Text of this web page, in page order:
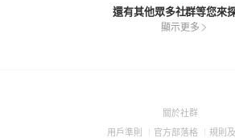
還有其他眾多社群等您來
顯示更多
關於社群(Open
用戶準則 (Open
官方部落格 (Open
規則